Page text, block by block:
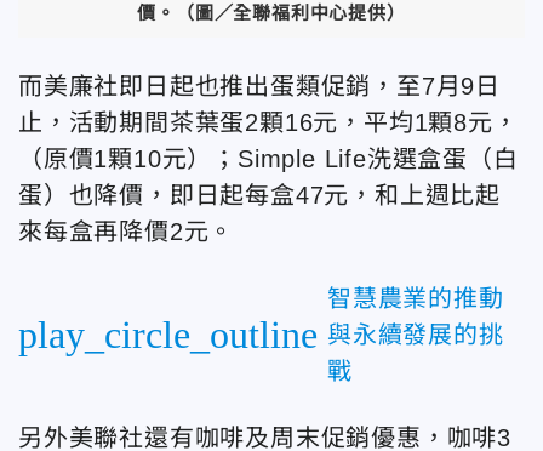
價。（圖／全聯福利中心提供）
而美廉社即日起也推出蛋類促銷，至7月9日
止，活動期間茶葉蛋2顆16元，平均1顆8元，
（原價1顆10元）；Simple Life洗選盒蛋（白
蛋）也降價，即日起每盒47元，和上週比起
來每盒再降價2元。
play_circle_outline
智慧農業的推動
與永續發展的挑
戰
另外美聯社還有咖啡及周末促銷優惠，咖啡3